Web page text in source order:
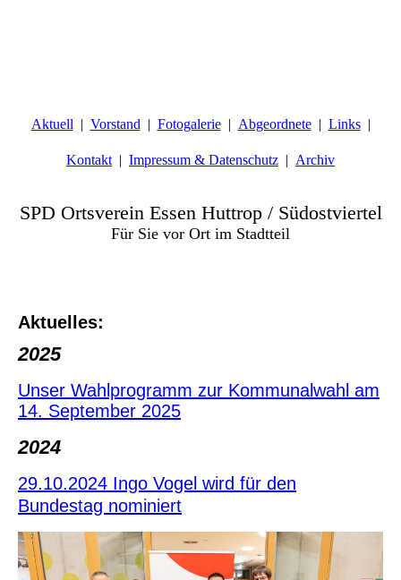
Aktuell Vorstand Fotogalerie Abgeordnete Links
Kontakt Impressum & Datenschutz Archiv
SPD Ortsverein Essen Huttrop / Südostviertel
Für Sie vor Ort im Stadtteil
Aktuelles:
2025
Unser Wahlprogramm zur Kommunalwahl am
14. September 2025
2024
29.10.2024 Ingo Vogel wird für den
Bundestag nominiert